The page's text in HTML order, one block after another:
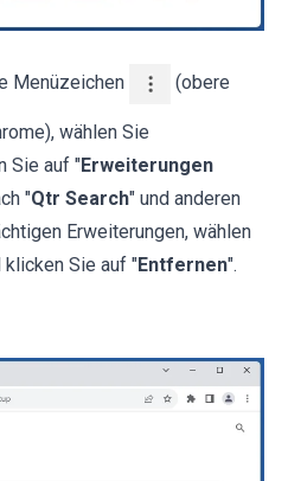
Menüzeichen (obere
wählen Sie
Sie auf "Erweiterungen
"Qtr Search" und anderen
Erweiterungen, wählen
klicken Sie auf "Entfernen".